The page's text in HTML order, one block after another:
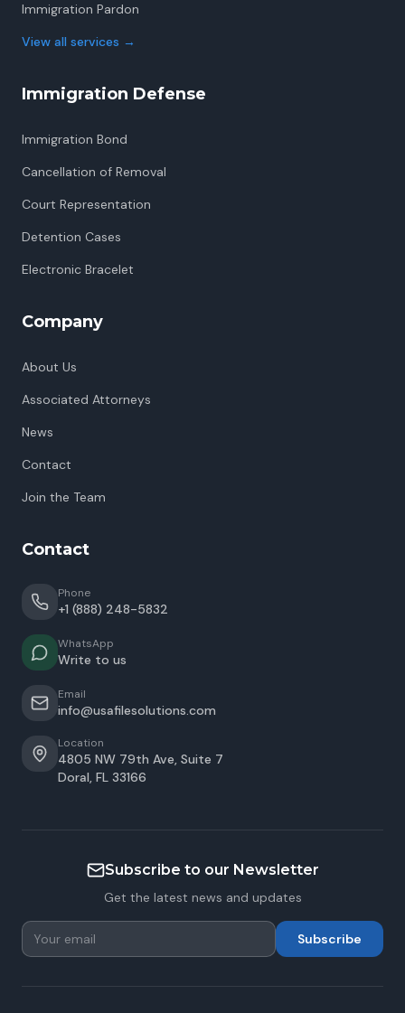
Immigration Pardon
View all services →
Immigration Defense
Immigration Bond
Cancellation of Removal
Court Representation
Detention Cases
Electronic Bracelet
Company
About Us
Associated Attorneys
News
Contact
Join the Team
Contact
Phone
+1 (888) 248-5832
WhatsApp
Write to us
Email
info@usafilesolutions.com
Location
4805 NW 79th Ave, Suite 7
Doral, FL 33166
Subscribe to our Newsletter
Get the latest news and updates
Subscribe